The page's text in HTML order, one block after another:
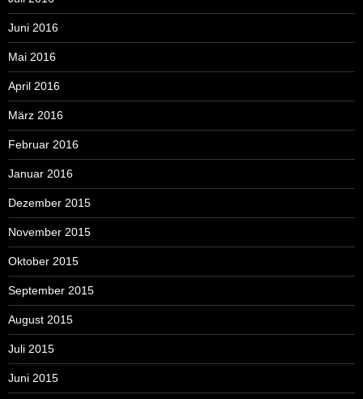
Juni 2016
Mai 2016
April 2016
März 2016
Februar 2016
Januar 2016
Dezember 2015
November 2015
Oktober 2015
September 2015
August 2015
Juli 2015
Juni 2015